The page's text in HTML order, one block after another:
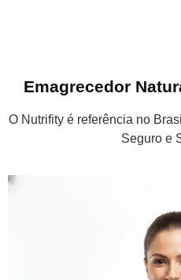
Emagrecedor
O Nutrifity é referência no
Seguro e